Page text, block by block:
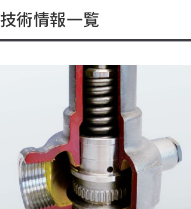
技術情報一覧